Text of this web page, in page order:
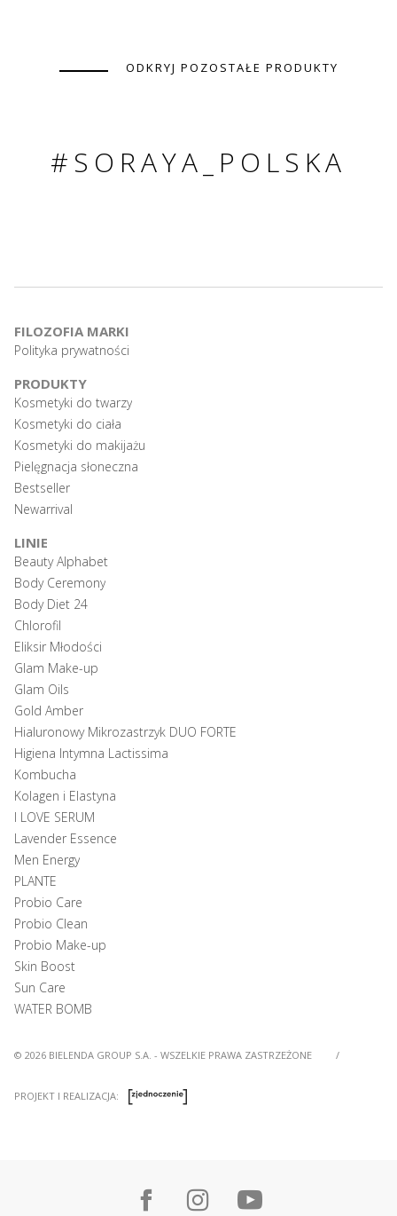
ODKRYJ POZOSTAŁE PRODUKTY
#SORAYA_POLSKA
FILOZOFIA MARKI
Polityka prywatności
PRODUKTY
Kosmetyki do twarzy
Kosmetyki do ciała
Kosmetyki do makijażu
Pielęgnacja słoneczna
Bestseller
Newarrival
LINIE
Beauty Alphabet
Body Ceremony
Body Diet 24
Chlorofil
Eliksir Młodości
Glam Make-up
Glam Oils
Gold Amber
Hialuronowy Mikrozastrzyk DUO FORTE
Higiena Intymna Lactissima
Kombucha
Kolagen i Elastyna
I LOVE SERUM
Lavender Essence
Men Energy
PLANTE
Probio Care
Probio Clean
Probio Make-up
Skin Boost
Sun Care
WATER BOMB
© 2026 BIELENDA GROUP S.A. - WSZELKIE PRAWA ZASTRZEŻONE /
PROJEKT I REALIZACJA: